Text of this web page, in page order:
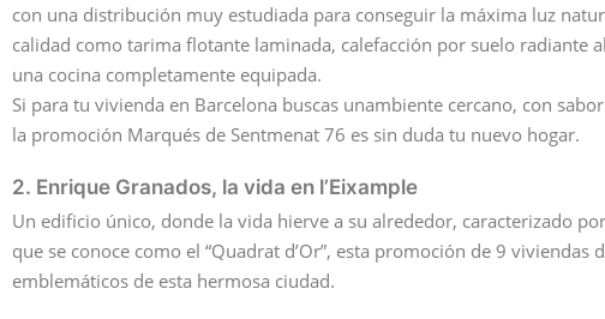
con una distribución muy estudiada para conseguir la máxima luz
calidad como tarima flotante laminada, calefacción por suelo radiante
una cocina completamente equipada.
Si para tu vivienda en Barcelona buscas unambiente cercano, con
la promoción Marqués de Sentmenat 76 es sin duda tu nuevo hogar.
2. Enrique Granados, la vida en l’Eixample
Un edificio único, donde la vida hierve a su alrededor, caracterizado
que se conoce como el “Quadrat d’Or”, esta promoción de 9
emblemáticos de esta hermosa ciudad.